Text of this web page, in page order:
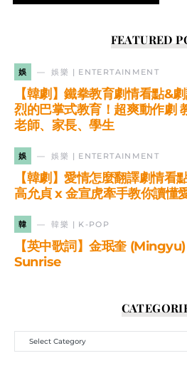
FEATURED
娛 娛樂 | ENTERTAINMENT
【韓劇】鐵拳教育劇情看點&
烈的巴掌式教育！超爽動作劇
老師、家長、學生
娛 娛樂 | ENTERTAINMENT
【韓劇】愛情怎麼翻譯劇情看
高允貞 x 金宣虎牽手教你讀懂
韓 韓樂 | K-POP
【英中歌詞】金珉奎
Sunrise